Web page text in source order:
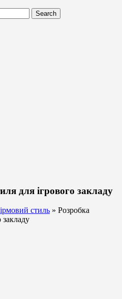
Search
для ігрового закладу
стиль » Розробка
закладу